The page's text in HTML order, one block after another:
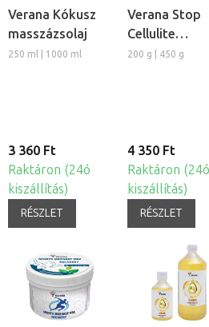
Verana Kókusz
masszázsolaj
250 ml | 1000 ml
3 360 Ft
Raktáron (24ó
kiszállítás)
RÉSZLET
Verana Stop
Cellulite
masszázsviasz
200 g | 450 g
4 350 Ft
Raktáron (24ó
kiszállítás)
RÉSZLET